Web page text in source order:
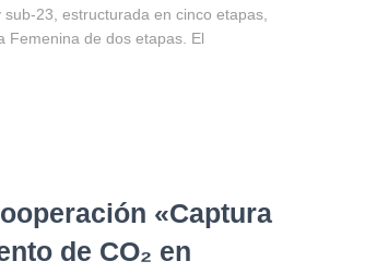
23, estructurada en cinco etapas,
Femenina de dos etapas. El
«Captura
de CO₂ en